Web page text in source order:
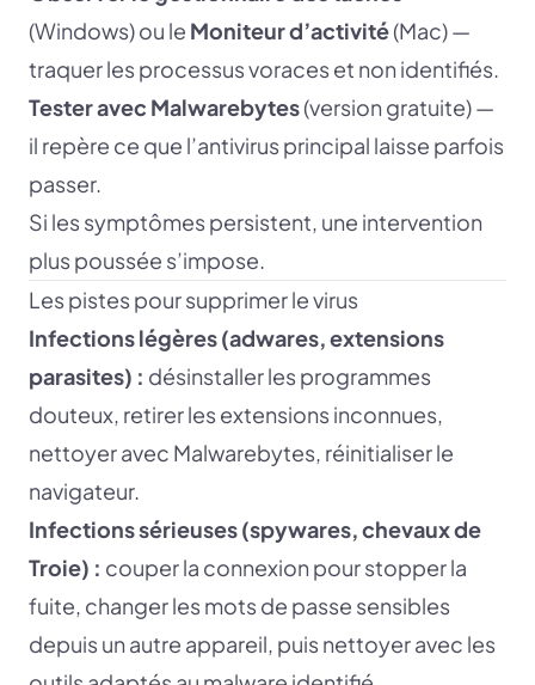
(Windows) ou le Moniteur d’activité(Mac) —
traquer les processus voraces et non identifiés.
Tester avec Malwarebytes(version gratuite) —
il repère ce que l’antivirus principal laisse parfois
passer.
Si les symptômes persistent, une intervention
plus poussée s’impose.
Les pistes pour supprimer le virus
Infections légères (adwares, extensions
parasites) : désinstaller les programmes
douteux, retirer les extensions inconnues,
nettoyer avec Malwarebytes, réinitialiser le
navigateur.
Infections sérieuses (spywares, chevaux de
Troie) : couper la connexion pour stopper la
fuite, changer les mots de passe sensibles
depuis un autre appareil, puis nettoyer avec les